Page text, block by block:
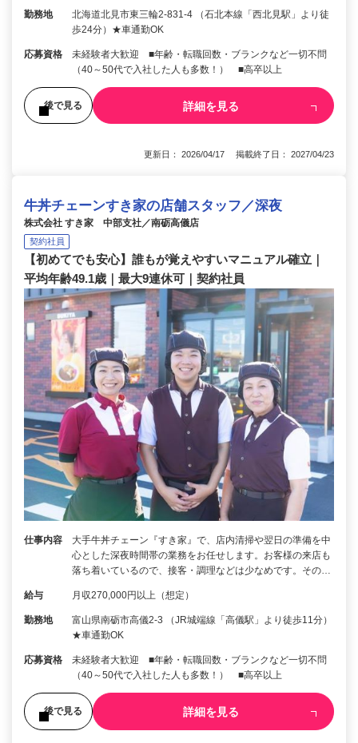
勤務地
北海道北見市東三輪2-831-4 （石北本線「西北見駅」より徒
歩24分）★車通勤OK
応募資格
未経験者大歓迎 ■年齢・転職回数・ブランクなど一切不問
（40～50代で入社した人も多数！） ■高卒以上
後で見る 詳細を見る
更新日： 2026/04/17 掲載終了日： 2027/04/23
牛丼チェーンすき家の店舗スタッフ／深夜
株式会社 すき家 中部支社／南砺高儀店
契約社員
【初めてでも安心】誰もが覚えやすいマニュアル確立｜
平均年齢49.1歳｜最大9連休可｜契約社員
仕事内容
大手牛丼チェーン『すき家』で、店内清掃や翌日の準備を中
心とした深夜時間帯の業務をお任せします。お客様の来店も
落ち着いているので、接客・調理などは少なめです。その…
給与 月収270,000円以上（想定）
勤務地
富山県南砺市高儀2-3 （JR城端線「高儀駅」より徒歩11分）
★車通勤OK
応募資格
未経験者大歓迎 ■年齢・転職回数・ブランクなど一切不問
（40～50代で入社した人も多数！） ■高卒以上
後で見る 詳細を見る